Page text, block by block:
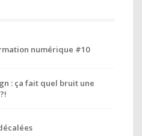
numérique #10
: ça fait quel bruit une